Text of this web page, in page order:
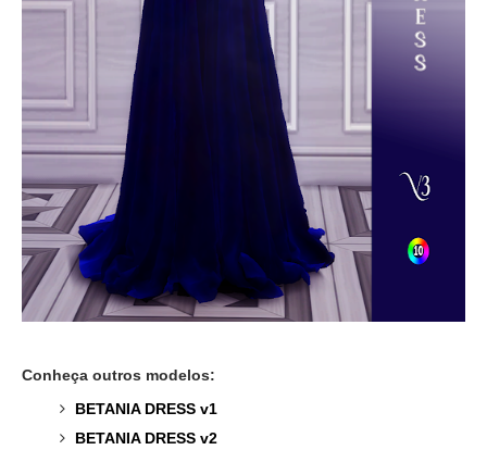
Conheça outros modelos:
BETANIA DRESS v1
BETANIA DRESS v2